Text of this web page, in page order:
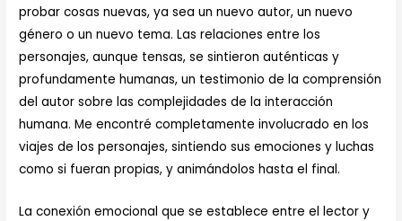
probar cosas nuevas, ya sea un nuevo autor, un nuevo
género o un nuevo tema. Las relaciones entre los
personajes, aunque tensas, se sintieron auténticas y
profundamente humanas, un testimonio de la comprensión
del autor sobre las complejidades de la interacción
humana. Me encontré completamente involucrado en los
viajes de los personajes, sintiendo sus emociones y luchas
como si fueran propias, y animándolos hasta el final.
La conexión emocional que se establece entre el lector y